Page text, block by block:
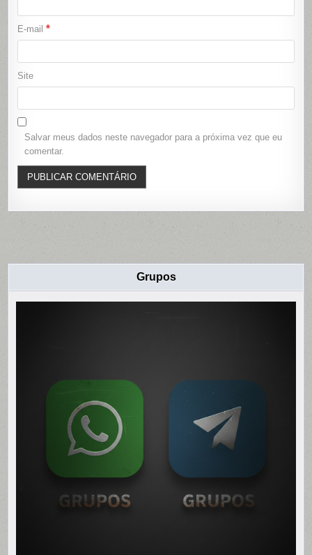
E-mail*
Site
Salvar meus dados neste navegador para a próxima vez que eu
comentar.
Grupos